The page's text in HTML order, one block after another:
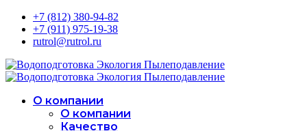
+7 (812) 380-94-82
+7 (911) 975-19-38
rutrol@rutrol.ru
О компании
О компании
Качество